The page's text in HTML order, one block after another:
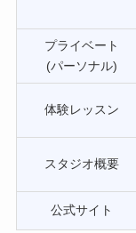
プライベート
(パーソナル)
体験レッスン
スタジオ概要
公式サイト